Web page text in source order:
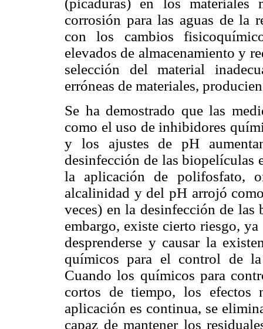
(picaduras) en los
corrosión para las aguas de la
con los cambios
elevados de almacenamiento y
selección del material
erróneas de materiales,
Se ha demostrado que las
como el uso de inhibidores
y los ajustes de pH
desinfección de las biopelículas
la aplicación de polifosfato,
alcalinidad y del pH arrojó
veces) en la desinfección de
embargo, existe cierto riesgo,
desprenderse y causar la
químicos para el control de la
Cuando los químicos para
cortos de tiempo, los efectos
aplicación es continua, se
capaz de mantener los